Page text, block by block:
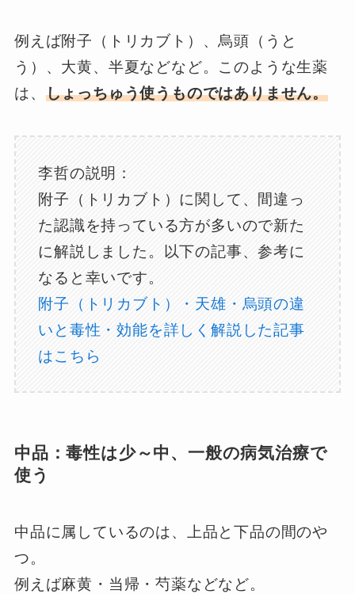
例えば附子（トリカブト）、烏頭（うと
う）、大黄、半夏などなど。このような生薬
は、 しょっちゅう使うものではありません。
李哲の説明：
附子（トリカブト）に関して、間違っ
た認識を持っている方が多いので新た
に解説しました。以下の記事、参考に
なると幸いです。
附子（トリカブト）・天雄・烏頭の違
いと毒性・効能を詳しく解説した記事
はこちら
中品：毒性は少～中、一般の病気治療で
使う
中品に属しているのは、上品と下品の間のや
つ。
例えば麻黄・当帰・芍薬などなど。